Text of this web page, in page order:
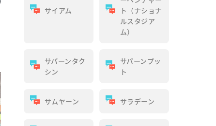
サイアム
ト（ナショナ
ルスタジア
ム）
サパーンタク
シン
サパーンプッ
ト
サムヤーン サラデーン